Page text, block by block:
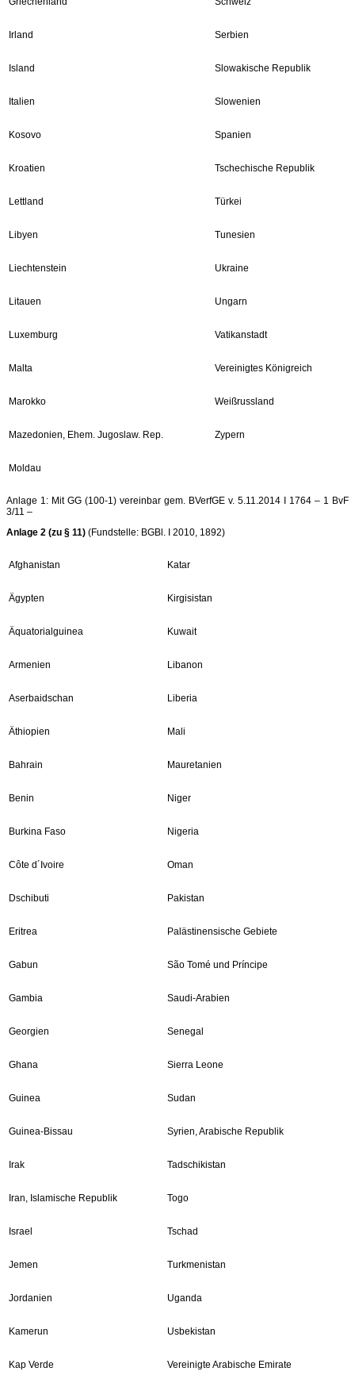
Irland Serbien
Island Slowakische Republik
Italien Slowenien
Kosovo Spanien
Kroatien Tschechische Republik
Lettland Türkei
Libyen Tunesien
Liechtenstein Ukraine
Litauen Ungarn
Luxemburg Vatikanstadt
Malta Vereinigtes Königreich
Marokko Weißrussland
Mazedonien, Ehem. Jugoslaw. Rep. Zypern
Moldau
Anlage 1: Mit GG (100-1) vereinbar gem. BVerfGE v. 5.11.2014 I 1764 – 1 BvF
3/11 –
Anlage 2 (zu § 11) (Fundstelle: BGBl. I 2010, 1892)
Afghanistan Katar
Ägypten Kirgisistan
Äquatorialguinea Kuwait
Armenien Libanon
Aserbaidschan Liberia
Äthiopien Mali
Bahrain Mauretanien
Benin Niger
Burkina Faso Nigeria
Côte d´Ivoire Oman
Dschibuti Pakistan
Eritrea Palästinensische Gebiete
Gabun São Tomé und Príncipe
Gambia Saudi-Arabien
Georgien Senegal
Ghana Sierra Leone
Guinea Sudan
Guinea-Bissau Syrien, Arabische Republik
Irak Tadschikistan
Iran, Islamische Republik Togo
Israel Tschad
Jemen Turkmenistan
Jordanien Uganda
Kamerun Usbekistan
Kap Verde Vereinigte Arabische Emirate